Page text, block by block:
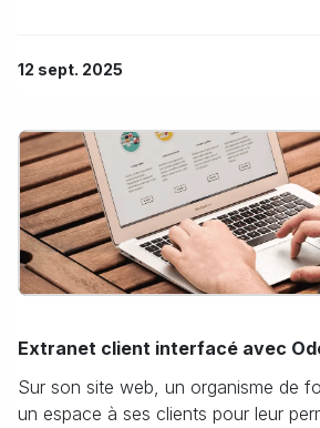
12 sept. 2025
Extranet client interfacé avec
Sur son site web, un organisme de
un espace à ses clients pour leur